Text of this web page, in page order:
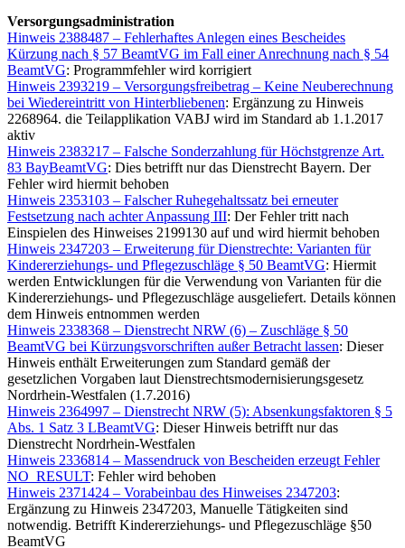
Versorgungsadministration
Hinweis 2388487 – Fehlerhaftes Anlegen eines Bescheides
Kürzung nach § 57 BeamtVG im Fall einer Anrechnung nach § 54
BeamtVG: Programmfehler wird korrigiert
Hinweis 2393219 – Versorgungsfreibetrag – Keine Neuberechnung
bei Wiedereintritt von Hinterbliebenen: Ergänzung zu Hinweis
2268964. die Teilapplikation VABJ wird im Standard ab 1.1.2017
aktiv
Hinweis 2383217 – Falsche Sonderzahlung für Höchstgrenze Art.
83 BayBeamtVG: Dies betrifft nur das Dienstrecht Bayern. Der
Fehler wird hiermit behoben
Hinweis 2353103 – Falscher Ruhegehaltssatz bei erneuter
Festsetzung nach achter Anpassung III: Der Fehler tritt nach
Einspielen des Hinweises 2199130 auf und wird hiermit behoben
Hinweis 2347203 – Erweiterung für Dienstrechte: Varianten für
Kindererziehungs- und Pflegezuschläge § 50 BeamtVG: Hiermit
werden Entwicklungen für die Verwendung von Varianten für die
Kindererziehungs- und Pflegezuschläge ausgeliefert. Details können
dem Hinweis entnommen werden
Hinweis 2338368 – Dienstrecht NRW (6) – Zuschläge § 50
BeamtVG bei Kürzungsvorschriften außer Betracht lassen: Dieser
Hinweis enthält Erweiterungen zum Standard gemäß der
gesetzlichen Vorgaben laut Dienstrechtsmodernisierungsgesetz
Nordrhein-Westfalen (1.7.2016)
Hinweis 2364997 – Dienstrecht NRW (5): Absenkungsfaktoren § 5
Abs. 1 Satz 3 LBeamtVG: Dieser Hinweis betrifft nur das
Dienstrecht Nordrhein-Westfalen
Hinweis 2336814 – Massendruck von Bescheiden erzeugt Fehler
NO_RESULT: Fehler wird behoben
Hinweis 2371424 – Vorabeinbau des Hinweises 2347203:
Ergänzung zu Hinweis 2347203, Manuelle Tätigkeiten sind
notwendig. Betrifft Kindererziehungs- und Pflegezuschläge §50
BeamtVG